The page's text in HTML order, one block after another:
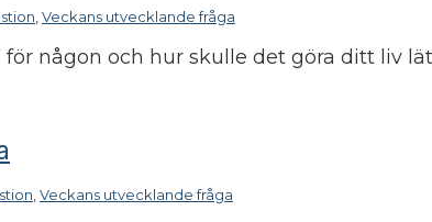
Veckans utvecklande fråga
någon och hur skulle det göra ditt liv
,Veckans utvecklande fråga